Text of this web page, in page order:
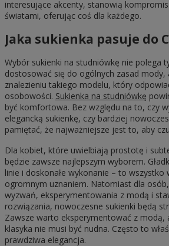
interesujące akcenty, stanowią
światami, oferując coś dla każdego.
Jaka sukienka pasuje do
Wybór sukienki na studniówkę nie polega
dostosować się do ogólnych zasad mody,
znalezieniu takiego modelu, który
osobowości. Sukienka na studniówkę
być komfortowa. Bez względu na to, czy
elegancką sukienkę, czy bardziej
pamiętać, że najważniejsze jest to, aby
Dla kobiet, które uwielbiają prostotę i
będzie zawsze najlepszym wyborem.
linie i doskonałe wykonanie – to wszystko
ogromnym uznaniem. Natomiast dla
wyzwań, eksperymentowania z modą i
rozwiązania, nowoczesne sukienki będą
Zawsze warto eksperymentować z modą,
klasyka nie musi być nudna. Często to
prawdziwa elegancja.